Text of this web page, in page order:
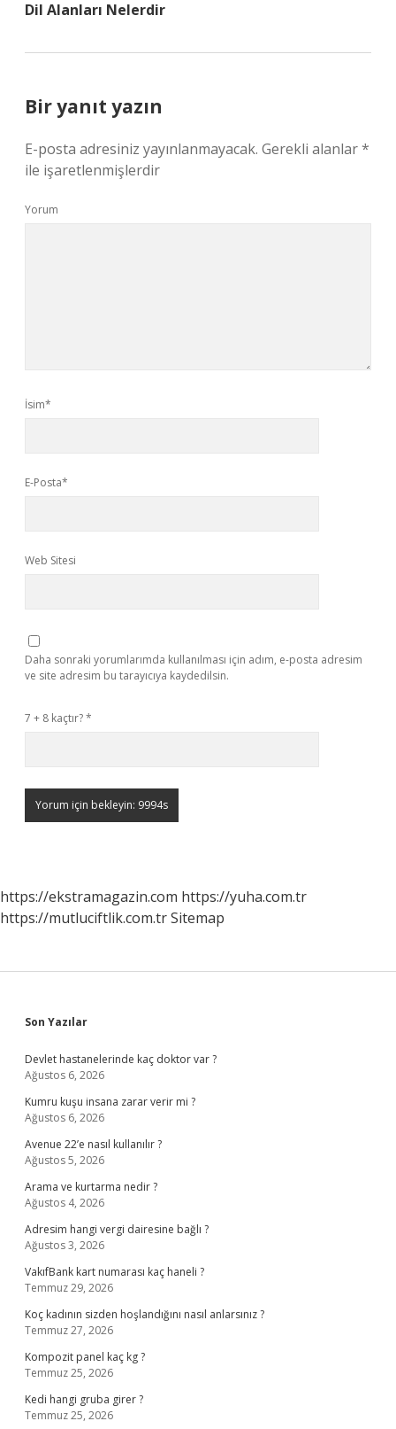
Dil Alanları Nelerdir
Bir yanıt yazın
E-posta adresiniz yayınlanmayacak. Gerekli alanlar*
ile işaretlenmişlerdir
Yorum
İsim*
E-Posta*
Web Sitesi
Daha sonraki yorumlarımda kullanılması için adım, e-posta adresim
ve site adresim bu tarayıcıya kaydedilsin.
7 + 8 kaçtır?*
https://ekstramagazin.com https://yuha.com.tr
https://mutluciftlik.com.trSitemap
Sidebar
Son Yazılar
Devlet hastanelerinde kaç doktor var ?
Ağustos 6, 2026
Kumru kuşu insana zarar verir mi ?
Ağustos 6, 2026
Avenue 22’e nasıl kullanılır ?
Ağustos 5, 2026
Arama ve kurtarma nedir ?
Ağustos 4, 2026
Adresim hangi vergi dairesine bağlı ?
Ağustos 3, 2026
VakıfBank kart numarası kaç haneli ?
Temmuz 29, 2026
Koç kadının sizden hoşlandığını nasıl anlarsınız ?
Temmuz 27, 2026
Kompozit panel kaç kg ?
Temmuz 25, 2026
Kedi hangi gruba girer ?
Temmuz 25, 2026